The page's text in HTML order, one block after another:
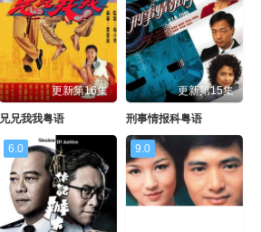
更新第16集
兄兄我我粤语
更新第15集
刑事情报科粤语
6.0 9.0